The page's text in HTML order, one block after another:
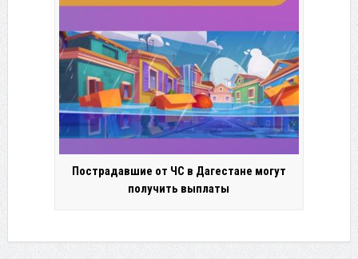
Пострадавшие от ЧС в Дагестане могут
получить выплаты